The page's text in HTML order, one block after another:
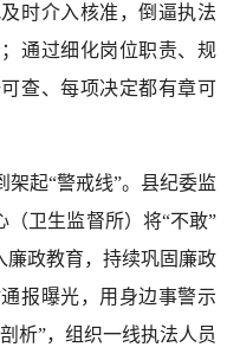
时介入核准，倒逼执法
通过细化岗位职责、规
查、每项决定都有章可
起“警戒线”。县纪委监
（卫生监督所）将“不敢”
廉政教育，持续巩固廉政
报曝光，用身边事警示
析”，组织一线执法人员